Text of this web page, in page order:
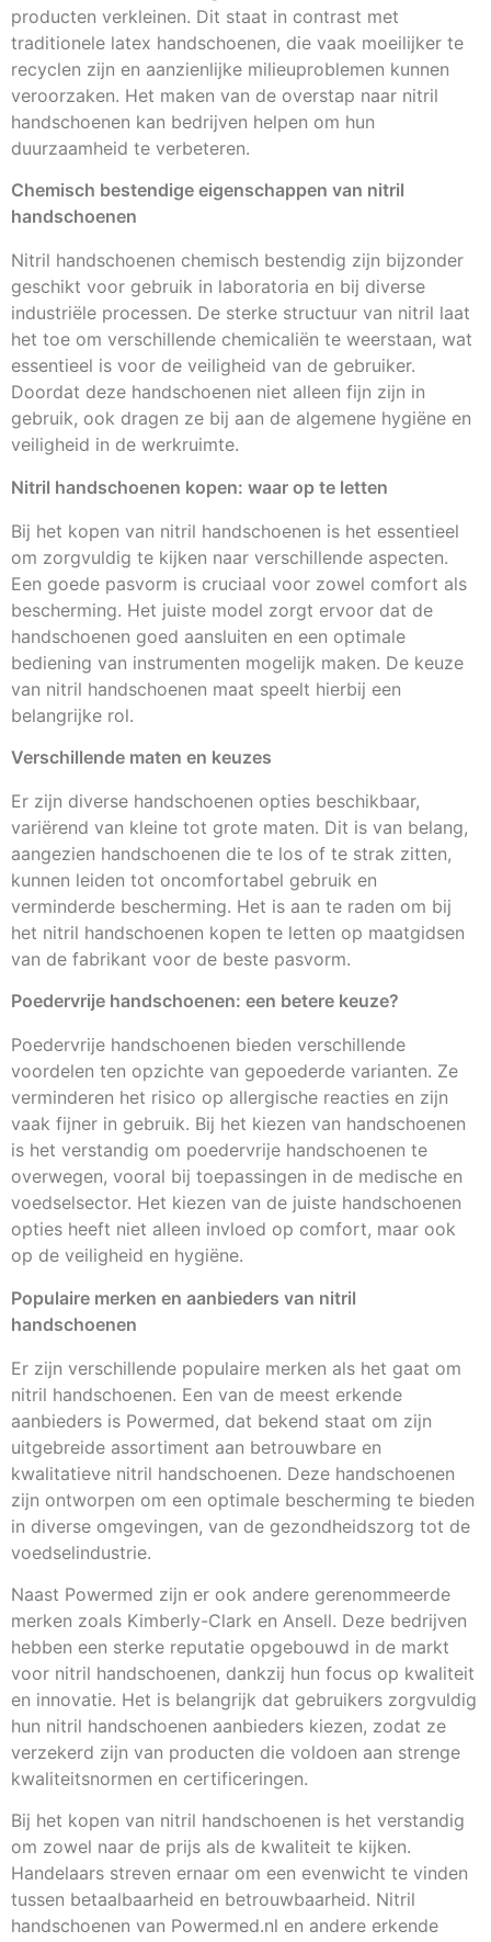
producten verkleinen. Dit staat in contrast met
traditionele latex handschoenen, die vaak moeilijker te
recyclen zijn en aanzienlijke milieuproblemen kunnen
veroorzaken. Het maken van de overstap naar nitril
handschoenen kan bedrijven helpen om hun
duurzaamheid te verbeteren.
Chemisch bestendige eigenschappen van nitril
handschoenen
Nitril handschoenen chemisch bestendig zijn bijzonder
geschikt voor gebruik in laboratoria en bij diverse
industriële processen. De sterke structuur van nitril laat
het toe om verschillende chemicaliën te weerstaan, wat
essentieel is voor de veiligheid van de gebruiker.
Doordat deze handschoenen niet alleen fijn zijn in
gebruik, ook dragen ze bij aan de algemene hygiëne en
veiligheid in de werkruimte.
Nitril handschoenen kopen: waar op te letten
Bij het kopen van nitril handschoenen is het essentieel
om zorgvuldig te kijken naar verschillende aspecten.
Een goede pasvorm is cruciaal voor zowel comfort als
bescherming. Het juiste model zorgt ervoor dat de
handschoenen goed aansluiten en een optimale
bediening van instrumenten mogelijk maken. De keuze
van nitril handschoenen maat speelt hierbij een
belangrijke rol.
Verschillende maten en keuzes
Er zijn diverse handschoenen opties beschikbaar,
variërend van kleine tot grote maten. Dit is van belang,
aangezien handschoenen die te los of te strak zitten,
kunnen leiden tot oncomfortabel gebruik en
verminderde bescherming. Het is aan te raden om bij
het nitril handschoenen kopen te letten op maatgidsen
van de fabrikant voor de beste pasvorm.
Poedervrije handschoenen: een betere keuze?
Poedervrije handschoenen bieden verschillende
voordelen ten opzichte van gepoederde varianten. Ze
verminderen het risico op allergische reacties en zijn
vaak fijner in gebruik. Bij het kiezen van handschoenen
is het verstandig om poedervrije handschoenen te
overwegen, vooral bij toepassingen in de medische en
voedselsector. Het kiezen van de juiste handschoenen
opties heeft niet alleen invloed op comfort, maar ook
op de veiligheid en hygiëne.
Populaire merken en aanbieders van nitril
handschoenen
Er zijn verschillende populaire merken als het gaat om
nitril handschoenen. Een van de meest erkende
aanbieders is Powermed, dat bekend staat om zijn
uitgebreide assortiment aan betrouwbare en
kwalitatieve nitril handschoenen. Deze handschoenen
zijn ontworpen om een optimale bescherming te bieden
in diverse omgevingen, van de gezondheidszorg tot de
voedselindustrie.
Naast Powermed zijn er ook andere gerenommeerde
merken zoals Kimberly-Clark en Ansell. Deze bedrijven
hebben een sterke reputatie opgebouwd in de markt
voor nitril handschoenen, dankzij hun focus op kwaliteit
en innovatie. Het is belangrijk dat gebruikers zorgvuldig
hun nitril handschoenen aanbieders kiezen, zodat ze
verzekerd zijn van producten die voldoen aan strenge
kwaliteitsnormen en certificeringen.
Bij het kopen van nitril handschoenen is het verstandig
om zowel naar de prijs als de kwaliteit te kijken.
Handelaars streven ernaar om een evenwicht te vinden
tussen betaalbaarheid en betrouwbaarheid. Nitril
handschoenen van Powermed.nl en andere erkende